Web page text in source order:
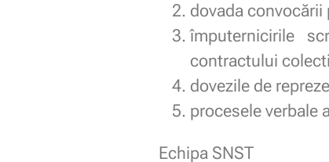
dovada
împuternicirile
contractului
dovezile de
procesele verbale
Echipa SNST